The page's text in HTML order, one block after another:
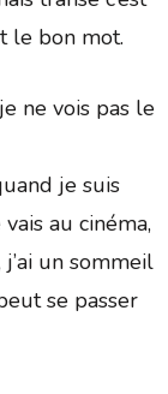
le bon mot.
ne vois pas le
je suis
au cinéma,
un sommeil
se passer